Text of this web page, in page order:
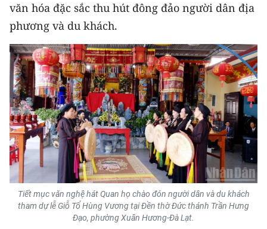
văn hóa đặc sắc thu hút đông đảo người dân địa
phương và du khách.
Tiết mục văn nghệ hát Quan họ chào đón người dân và du khách
tham dự lễ Giỗ Tổ Hùng Vương tại Đền thờ Đức thánh Trần Hưng
Đạo, phường Xuân Hương-Đà Lạt.